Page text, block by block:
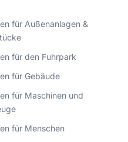
für Außenanlagen &
für den Fuhrpark
für Gebäude
für Maschinen und
für Menschen